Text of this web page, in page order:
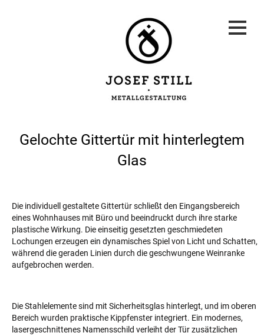
Gelochte Gittertür mit hinterlegtem
Glas
Die individuell gestaltete Gittertür schließt den Eingangsbereich
eines Wohnhauses mit Büro und beeindruckt durch ihre starke
plastische Wirkung. Die einseitig gesetzten geschmiedeten
Lochungen erzeugen ein dynamisches Spiel von Licht und Schatten,
während die geraden Linien durch die geschwungene Weinranke
aufgebrochen werden.
Die Stahlelemente sind mit Sicherheitsglas hinterlegt, und im oberen
Bereich wurden praktische Kippfenster integriert. Ein modernes,
lasergeschnittenes Namensschild verleiht der Tür zusätzlichen